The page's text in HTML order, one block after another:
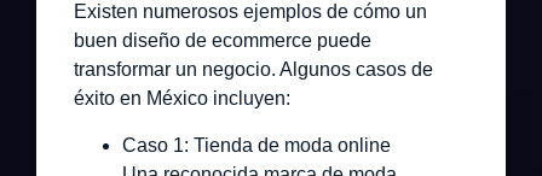
Existen numerosos ejemplos de cómo un
buen diseño de ecommerce puede
transformar un negocio. Algunos casos de
éxito en México incluyen:
Caso 1: Tienda de moda online